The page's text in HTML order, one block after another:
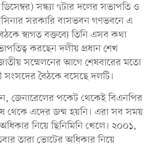
সন্ধ্যা ৭টার দলের সভাপতি ও
হাসিনার সরকারি বাসভবন গণভবনে এ
স্বাগত বক্তব্যে তিনি এসব কথা
করছেন দলীয় প্রধান শেখ
সম্মেলনের আগে শেষবারের মতো
সংসদের বৈঠকে বসেছে দলটি।
জেনারেলের পকেট থেকেই বিএনপির
থেকে এদের জন্ম হয়নি। এরা সব সময়
নিয়ে ছিনিমিনি খেলে। ২০০১,
তারা ভোটের অধিকার নিয়ে